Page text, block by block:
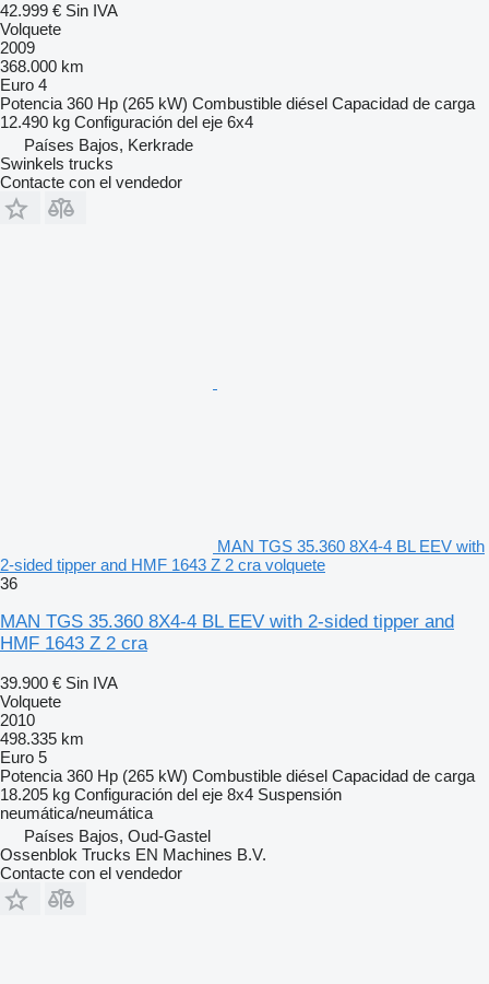
42.999 € Sin IVA
Volquete
2009
368.000 km
Euro 4
Potencia 360 Hp (265 kW) Combustible diésel Capacidad de carga
12.490 kg Configuración del eje 6x4
Países Bajos, Kerkrade
Swinkels trucks
Contacte con el vendedor
MAN TGS 35.360 8X4-4 BL EEV with
2-sided tipper and HMF 1643 Z 2 cra volquete
36
MAN TGS 35.360 8X4-4 BL EEV with 2-sided tipper and
HMF 1643 Z 2 cra
39.900 € Sin IVA
Volquete
2010
498.335 km
Euro 5
Potencia 360 Hp (265 kW) Combustible diésel Capacidad de carga
18.205 kg Configuración del eje 8x4 Suspensión
neumática/neumática
Países Bajos, Oud-Gastel
Ossenblok Trucks EN Machines B.V.
Contacte con el vendedor